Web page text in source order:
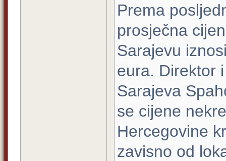
Prema
prosječna
Sarajevu
eura. Direktor
Sarajeva
se cijene
Hercegovine
zavisno od